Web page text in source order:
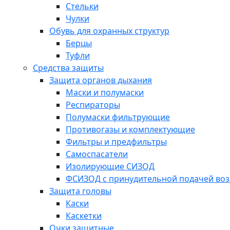
Стельки
Чулки
Обувь для охранных структур
Берцы
Туфли
Средства защиты
Защита органов дыхания
Маски и полумаски
Респираторы
Полумаски фильтрующие
Противогазы и комплектующие
Фильтры и предфильтры
Самоспасатели
Изолирующие СИЗОД
ФСИЗОД с принудительной подачей
Защита головы
Каски
Каскетки